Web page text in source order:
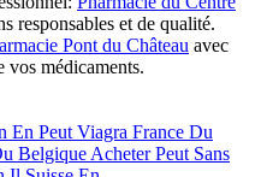
responsables et de qualité.
Pont du Château avec
vos médicaments.
En Peut Viagra France Du
Belgique Acheter Peut Sans